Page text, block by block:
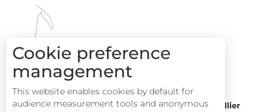
HOW TO GET HERE
Montpellier
Cookie preference
management
This website enables cookies by default for
audience measurement tools and anonymous